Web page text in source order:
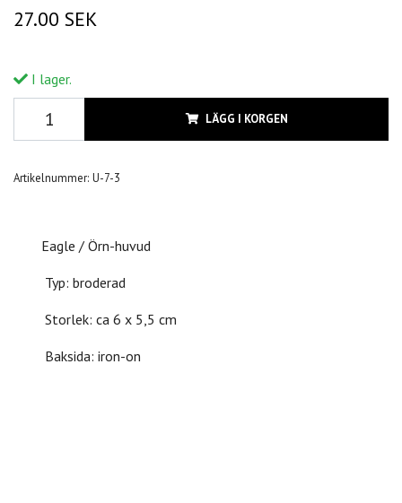
27.00 SEK
I lager.
LÄGG I KORGEN
Artikelnummer: U-7-3
Eagle / Örn-huvud
Typ: broderad
Storlek: ca 6 x 5,5 cm
Baksida: iron-on